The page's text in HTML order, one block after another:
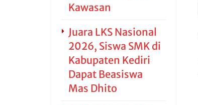
Kawasan
Juara LKS Nasional
2026, Siswa SMK di
Kabupaten Kediri
Dapat Beasiswa
Mas Dhito